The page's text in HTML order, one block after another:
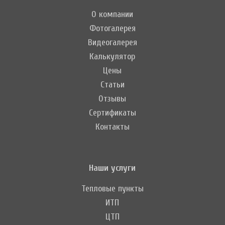
О компании
Фотогалерея
Видеогалерея
Калькулятор
Цены
Статьи
Отзывы
Сертификаты
Контакты
Наши услуги
Тепловые пункты
ИТП
ЦТП